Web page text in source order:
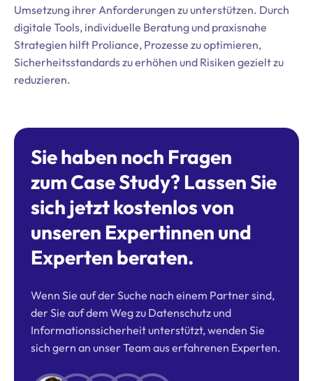
Umsetzung ihrer Anforderungen zu unterstützen. Durch
digitale Tools, individuelle Beratung und praxisnahe
Strategien hilft Proliance, Prozesse zu optimieren,
Sicherheitsstandards zu erhöhen und Risiken gezielt zu
reduzieren.
Sie haben noch Fragen
zum Case Study? Lassen Sie
sich jetzt kostenlos von
unseren Expertinnen und
Experten beraten.
Wenn Sie auf der Suche nach einem Partner sind,
der Sie auf dem Weg zu Datenschutz und
Informationssicherheit unterstützt, wenden Sie
sich gern an unser Team aus erfahrenen Experten.